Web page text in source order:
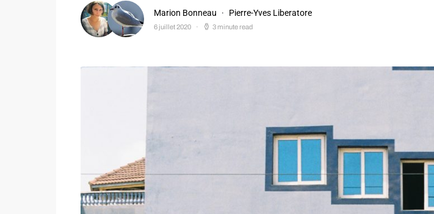
Marion Bonneau Pierre-Yves Liberatore
6 juillet 2020 3 minute read